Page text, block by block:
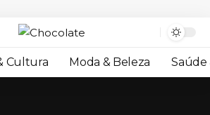
Cultura Moda & Beleza Saúde